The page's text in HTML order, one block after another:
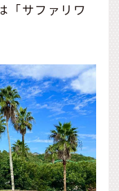
「サファリワ